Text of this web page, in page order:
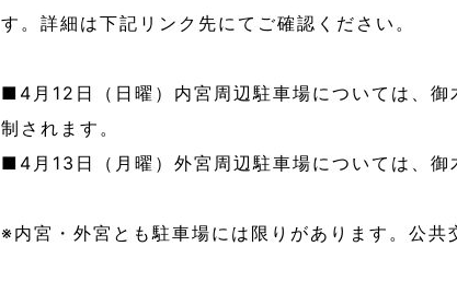
す。詳細は下記リンク先にてご確認ください。
■4月12日（日曜）内宮周辺駐車場については、
制されます。
■4月13日（月曜）外宮周辺駐車場については、御
※内宮・外宮とも駐車場には限りがあります。公共